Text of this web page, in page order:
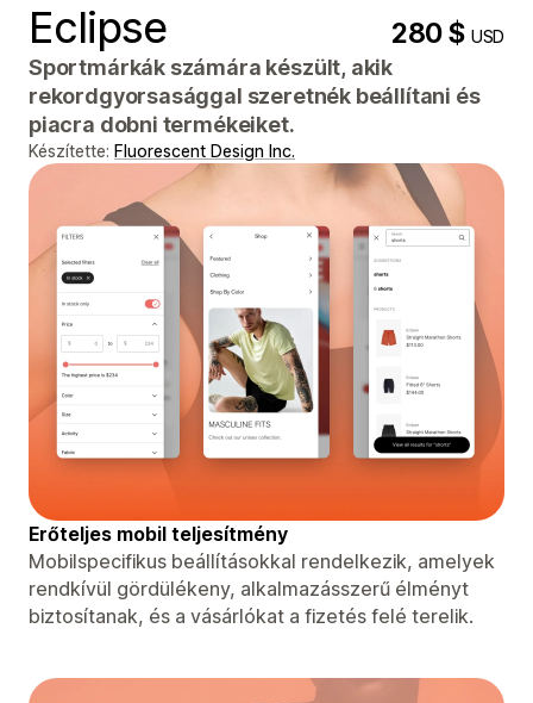
Eclipse 280 $USD
Sportmárkák számára készült, akik
rekordgyorsasággal szeretnék beállítani és
piacra dobni termékeiket.
Készítette: Fluorescent Design Inc.
Erőteljes mobil teljesítmény
Mobilspecifikus beállításokkal rendelkezik, amelyek
rendkívül gördülékeny, alkalmazásszerű élményt
biztosítanak, és a vásárlókat a fizetés felé terelik.